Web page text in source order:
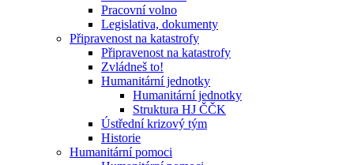
Pracovní volno
Legislativa, dokumenty
Připravenost na katastrofy
Připravenost na katastrofy
Zvládneš to!
Humanitární jednotky
Humanitární jednotky
Struktura HJ ČČK
Ústřední krizový tým
Historie
Humanitární pomoci